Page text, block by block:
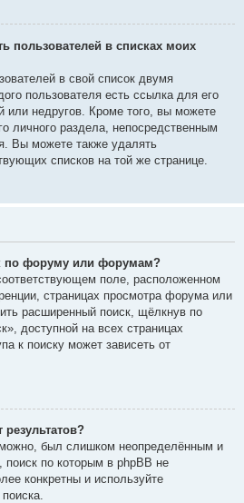
пользователей в списках моих
в свой список двумя
пользователя есть ссылка для его
или недругов. Кроме того, вы можете
личного раздела, непосредственным
Вы можете также удалять
списков на той же странице.
по форуму или форумам?
поле, расположенном
страницах просмотра форума или
расширенный поиск, щёлкнув по
доступной на всех страницах
к поиску может зависеть от
был слишком неопределённым и
по которым в phpBB не
конкретны и используйте